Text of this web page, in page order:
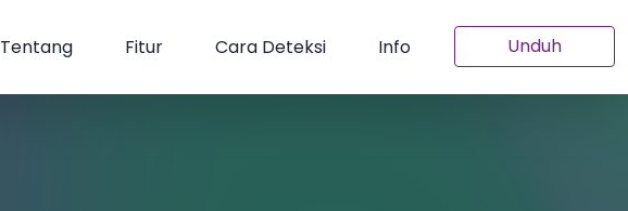
Tentang Fitur Cara Deteksi Info Unduh